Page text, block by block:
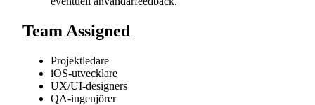
Team Assigned
Projektledare
iOS-utvecklare
UX/UI-designers
QA-ingenjörer